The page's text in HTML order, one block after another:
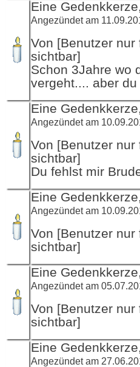
Eine Gedenkkerze,
Angezündet am
Von [Benutzer
sichtbar]
Schon 3Jahre wo
vergeht.... aber
Eine Gedenkkerze,
Angezündet am
Von [Benutzer
sichtbar]
Du fehlst mir
Eine Gedenkkerze,
Angezündet am
Von [Benutzer
sichtbar]
Eine Gedenkkerze,
Angezündet am
Von [Benutzer
sichtbar]
Eine Gedenkkerze,
Angezündet am